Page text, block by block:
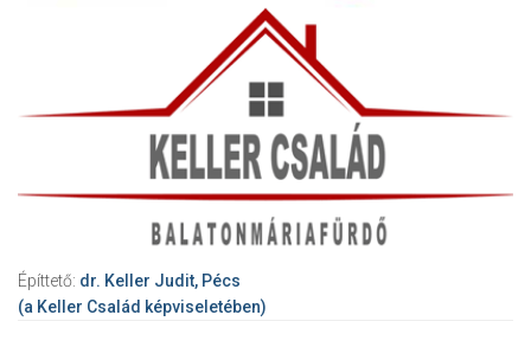
Építtető: dr. Keller Judit, Pécs
(a Keller Család képviseletében)